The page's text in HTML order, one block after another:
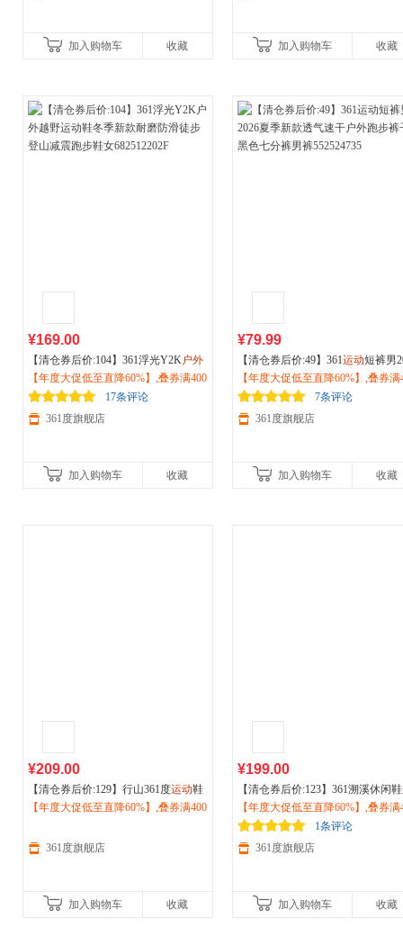
加入购物车 收藏 加入购物车 收藏
¥169.00
【清仓券后价:104】361浮光Y2K户外
越野运动鞋冬季新款耐磨防滑徒步登
山减震跑步鞋女682512202F
【年度大促低至直降60%】,叠券满400
减150/600减230,立即抢购！
17条评论
361度旗舰店
加入购物车 收藏
¥79.99
【清仓券后价:49】361运动短裤男
6夏季新款透气速干户外跑步裤子
七分裤男裤552524735
【年度大促低至直降60%】,叠券满
减150/600减230,立即抢购！
7条评论
361度旗舰店
加入购物车 收藏
¥209.00
【清仓券后价:129】行山361度运动鞋
男鞋户外登山徒步鞋防滑耐磨休闲鞋
【年度大促低至直降60%】,叠券满400
361度旗舰店
加入购物车 收藏
¥199.00
【清仓券后价:123】361溯溪休闲鞋
动凉鞋女2026夏季透气防滑涉水鞋
外徒步划水鞋682626775
【年度大促低至直降60%】,叠券满
减150/600减230,立即抢购！
1条评论
361度旗舰店
加入购物车 收藏